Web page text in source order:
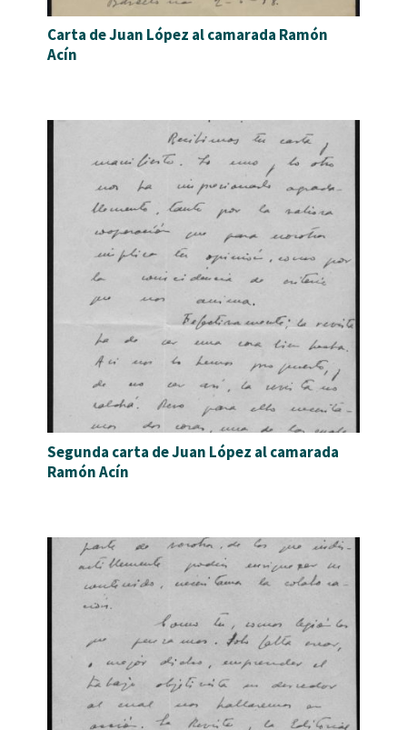
Carta de Juan López al camarada Ramón
Acín
Segunda carta de Juan López al camarada
Ramón Acín